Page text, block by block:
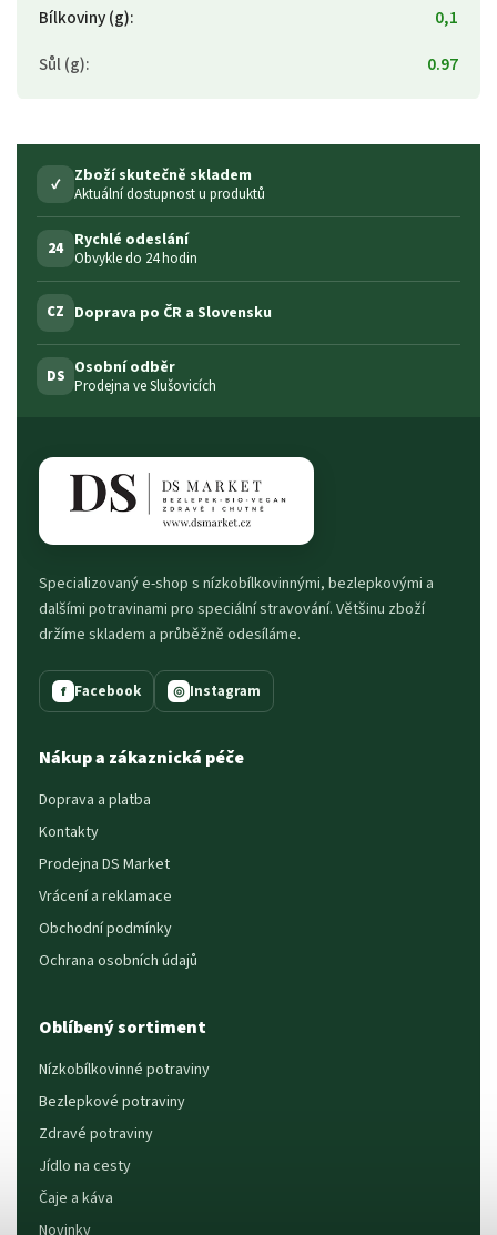
Bílkoviny (g):
0,1
Sůl (g): 0.97
✓ Zboží skutečně skladem
Aktuální dostupnost u produktů
24 Rychlé odeslání
Obvykle do 24 hodin
CZ Doprava po ČR a Slovensku
DS Osobní odběr
Prodejna ve Slušovicích
Specializovaný e-shop s nízkobílkovinnými, bezlepkovými a
dalšími potravinami pro speciální stravování. Většinu zboží
držíme skladem a průběžně odesíláme.
f Facebook ◎ Instagram
Nákup a zákaznická péče
Doprava a platba
Kontakty
Prodejna DS Market
Vrácení a reklamace
Obchodní podmínky
Ochrana osobních údajů
Oblíbený sortiment
Nízkobílkovinné potraviny
Bezlepkové potraviny
Zdravé potraviny
Jídlo na cesty
Čaje a káva